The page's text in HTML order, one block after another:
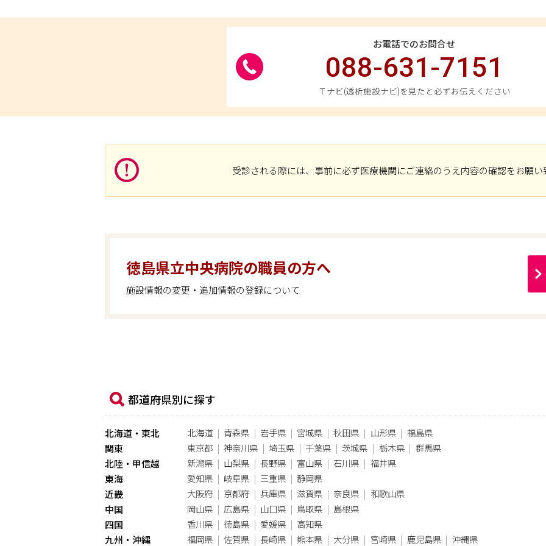
お電話でのお問合せ
088-631-7151
Ｔナビ(透析施設ナビ)を見たと必ずお伝えください
受診される際には、事前に必ず医療機関にご連絡のうえ内容の確認をお願い
徳島県立中央病院の職員の方へ
施設情報の変更・追加情報の登録について
都道府県別に探す
北海道・東北 北海道 青森県 岩手県 宮城県 秋田県 山形県
福島県
関東
東京都 神奈川県 埼玉県 千葉県 茨城県 栃木県
群馬県
北陸・甲信越
新潟県 山梨県 長野県 富山県 石川県
福井県
東海
愛知県 岐阜県 三重県
静岡県
近畿
大阪府 京都府 兵庫県 滋賀県 奈良県
和歌山県
中国
岡山県 広島県 山口県 鳥取県
島根県
四国
香川県 徳島県 愛媛県
高知県
九州・沖縄
福岡県 佐賀県 長崎県 熊本県 大分県 宮崎県 鹿児島県 沖縄県